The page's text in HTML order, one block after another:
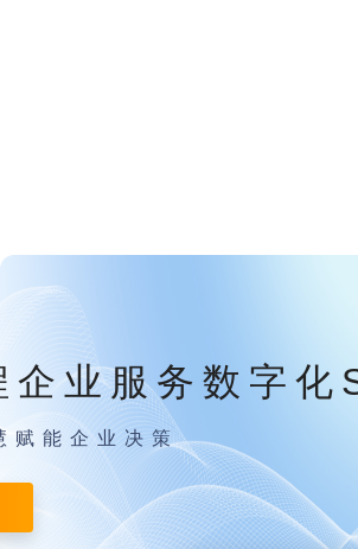
企业服务数字
赋能企业决策